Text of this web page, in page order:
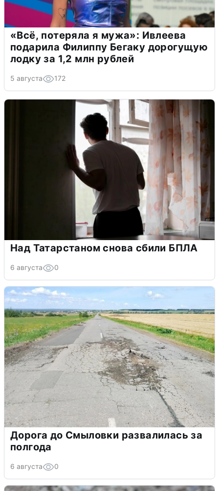
«Всё, потеряла я мужа»: Ивлеева
подарила Филиппу Бегаку дорогущую
лодку за 1,2 млн рублей
5 августа 172
Над Татарстаном снова сбили БПЛА
6 августа 0
Дорога до Смыловки развалилась за
полгода
6 августа 0